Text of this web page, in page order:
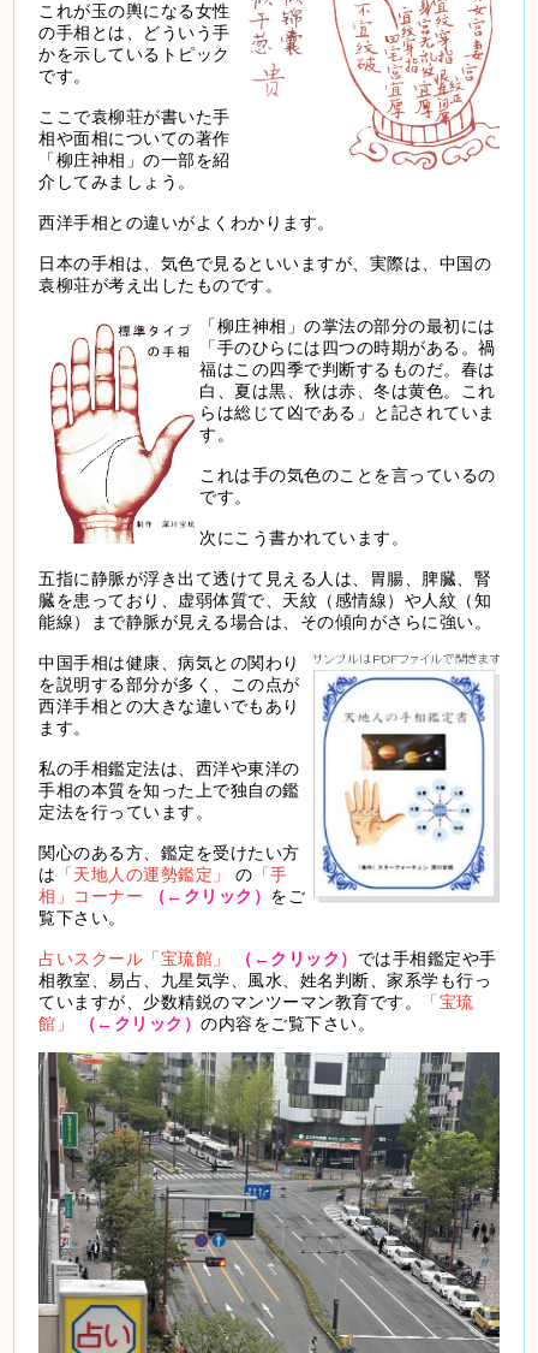
これが玉の輿になる女性
の手相とは、どういう手
かを示しているトピック
です。
ここで袁柳荘が書いた手
相や面相についての著作
「柳庄神相」の一部を紹
介してみましょう。
西洋手相との違いがよくわかります。
日本の手相は、気色で見るといいますが、実際は、中国の
袁柳荘が考え出したものです。
「柳庄神相」の掌法の部分の最初には
「手のひらには四つの時期がある。禍
福はこの四季で判断するものだ。春は
白、夏は黒、秋は赤、冬は黄色。これ
らは総じて凶である」と記されていま
す。
これは手の気色のことを言っているの
です。
次にこう書かれています。
五指に静脈が浮き出て透けて見える人は、胃腸、脾臓、腎
臓を患っており、虚弱体質で、天紋（感情線）や人紋（知
能線）まで静脈が見える場合は、その傾向がさらに強い。
中国手相は健康、病気との関わり
を説明する部分が多く、この点が
西洋手相との大きな違いでもあり
ます。
私の手相鑑定法は、西洋や東洋の
手相の本質を知った上で独自の鑑
定法を行っています。
関心のある方、鑑定を受けたい方
は
「天地人の運勢鑑定」 の 「手
相」コーナー
（←クリック） をご
覧下さい。
占いスクール「宝琉館」 （←クリック） では手相鑑定や手
相教室、易占、九星気学、風水、姓名判断、家系学も行っ
ていますが、少数精鋭のマンツーマン教育です。
「宝琉
館」
（←クリック）の内容をご覧下さい。